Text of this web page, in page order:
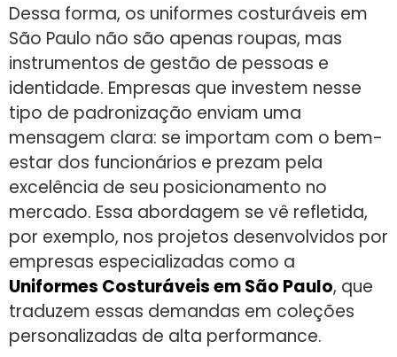
Dessa forma, os uniformes costuráveis em
São Paulo não são apenas roupas, mas
instrumentos de gestão de pessoas e
identidade. Empresas que investem nesse
tipo de padronização enviam uma
mensagem clara: se importam com o bem-
estar dos funcionários e prezam pela
excelência de seu posicionamento no
mercado. Essa abordagem se vê refletida,
por exemplo, nos projetos desenvolvidos por
empresas especializadas como a
Uniformes Costuráveis em São Paulo, que
traduzem essas demandas em coleções
personalizadas de alta performance.